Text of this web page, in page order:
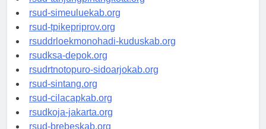
rsud-tanjungpinangkota.org
rsud-simeuluekab.org
rsud-tpikepriprov.org
rsuddrloekmonohadi-kuduskab.org
rsudksa-depok.org
rsudrtnotopuro-sidoarjokab.org
rsud-sintang.org
rsud-cilacapkab.org
rsudkoja-jakarta.org